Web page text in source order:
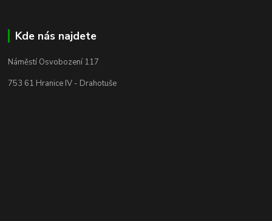
Kde nás najdete
Náměstí Osvobození 117
753 61 Hranice IV - Drahotuše